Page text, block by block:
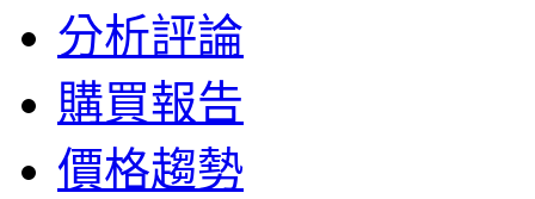
分析評論
購買報告
價格趨勢